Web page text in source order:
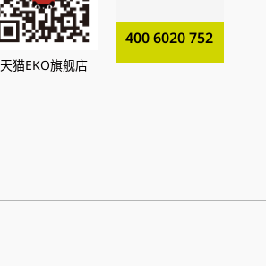
天猫EKO旗舰店
400 6020 752